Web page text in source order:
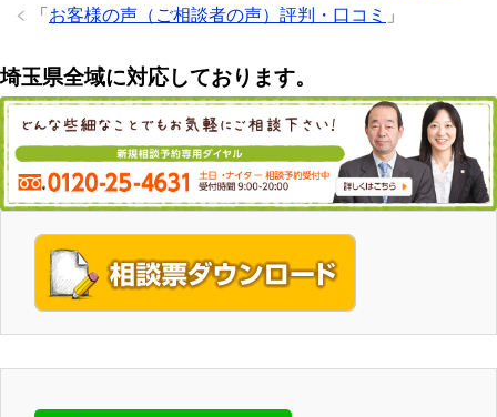
「 お客様の声（ご相談者の声）評判・口コミ 」
埼玉県全域に対応しております。